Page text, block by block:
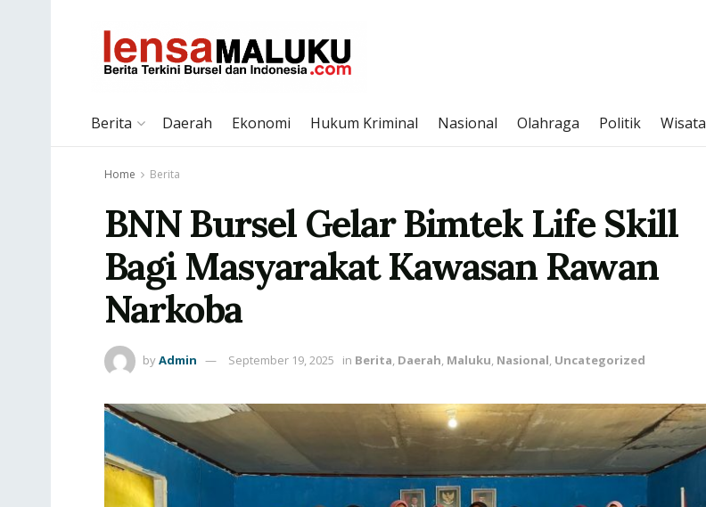
Berita Daerah Ekonomi Hukum Kriminal Nasional Olahraga Politik Wisata
Home Berita
BNN Bursel Gelar Bimtek Life Skill
Bagi Masyarakat Kawasan Rawan
Narkoba
byAdmin September 19, 2025 in Berita, Daerah, Maluku, Nasional, Uncategorized